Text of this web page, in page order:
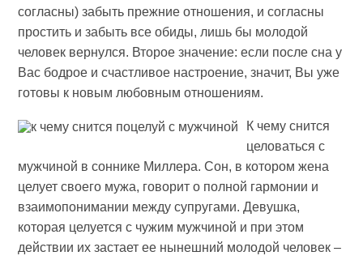
согласны) забыть прежние отношения, и согласны
простить и забыть все обиды, лишь бы молодой
человек вернулся. Второе значение: если после сна у
Вас бодрое и счастливое настроение, значит, Вы уже
готовы к новым любовным отношениям.
К чему снится
целоваться с
мужчиной в соннике Миллера. Сон, в котором жена
целует своего мужа, говорит о полной гармонии и
взаимопонимании между супругами. Девушка,
которая целуется с чужим мужчиной и при этом
действии их застает ее нынешний молодой человек –